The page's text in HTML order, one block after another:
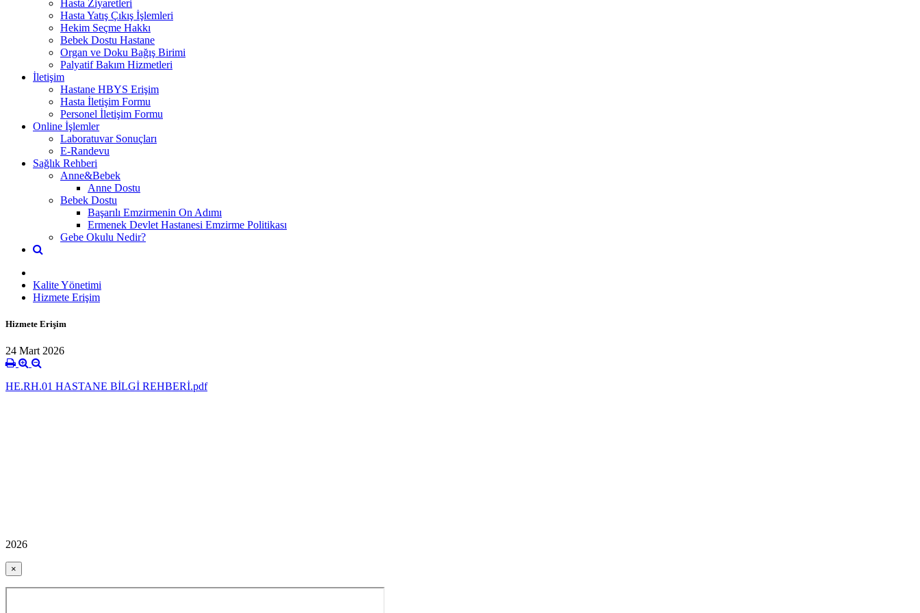
Hasta Ziyaretleri
Hasta Yatış Çıkış İşlemleri
Hekim Seçme Hakkı
Bebek Dostu Hastane
Organ ve Doku Bağış Birimi
Palyatif Bakım Hizmetleri
İletişim
Hastane HBYS Erişim
Hasta İletişim Formu
Personel İletişim Formu
Online İşlemler
Laboratuvar Sonuçları
E-Randevu
Sağlık Rehberi
Anne&Bebek
Anne Dostu
Bebek Dostu
Başarılı Emzirmenin On Adımı
Ermenek Devlet Hastanesi Emzirme Politikası
Gebe Okulu Nedir?
Kalite Yönetimi
Hizmete Erişim
Hizmete Erişim
24 Mart 2026
HE.RH.01 HASTANE BİLGİ REHBERİ.pdf
2026
×